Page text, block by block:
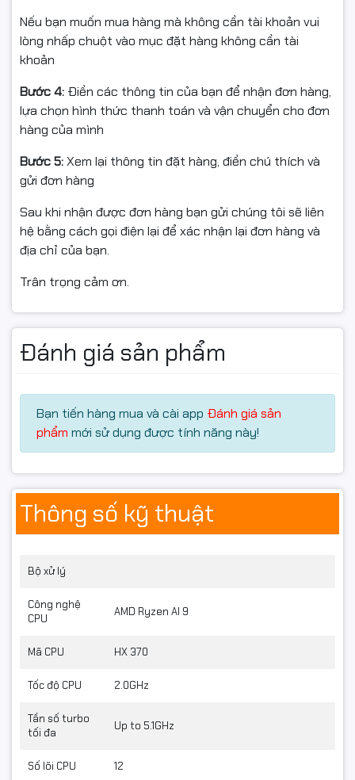
Sức mạnh AI với Ryzen 9 HX
370 và RAM 32GB
luồng)tích hợpNPU XDNA AI Boost, giúp tăng tốc các
tác vụ AI, xử lý dữ liệu và sáng tạo nội dung.RAM 32GB
LPDDR5Xmang lại khả năng đa nhiệm mượt mà, đáp
ứng tốt các phần mềm nặng.
Nếu bạn muốn mua hàng mà không cần tài khoản vui
lòng nhấp chuột vào mục đặt hàng không cần tài
khoản
Bước 4: Điền các thông tin của bạn để nhận đơn hàng,
lựa chọn hình thức thanh toán và vận chuyển cho đơn
hàng của mình
Bước 5:Xem lại thông tin đặt hàng, điền chú thích và
gửi đơn hàng
Sau khi nhận được đơn hàng bạn gửi chúng tôi sẽ liên
hệ bằng cách gọi điện lại để xác nhận lại đơn hàng và
địa chỉ của bạn.
Trân trọng cảm ơn.
Đánh giá sản phẩm
Bạn tiến hàng mua và cài app Đánh giá sản
phẩm mới sử dụng được tính năng này!
Thông số kỹ thuật
Bộ xử lý
Công nghệ
CPU
AMD Ryzen AI 9
Mã CPU HX 370
Tốc độ CPU 2.0GHz
Tần số turbo
tối đa
Up to 5.1GHz
Số lõi CPU 12